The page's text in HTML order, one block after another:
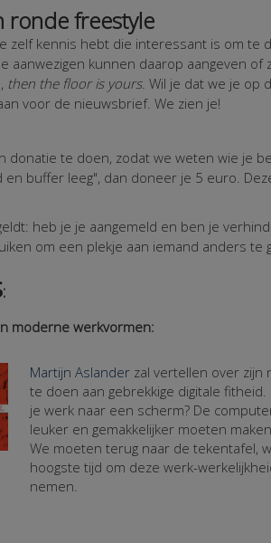
ronde freestyle
zelf kennis hebt die interessant is om te
aanwezigen kunnen daarop aangeven
then the floor is yours. Wil je dat we je op
voor de nieuwsbrief. We zien je!
donatie te doen, zodat we weten wie je
en buffer leeg", dan doneer je 5 euro.
heb je je aangemeld en ben je
om een plekje aan iemand anders te
:
moderne werkvormen:
Martijn Aslander zal vertellen over zijn
te doen aan gebrekkige digitale
je werk naar een scherm? De
leuker en gemakkelijker moeten
We moeten terug naar de tekentafel,
hoogste tijd om deze werk-
nemen.